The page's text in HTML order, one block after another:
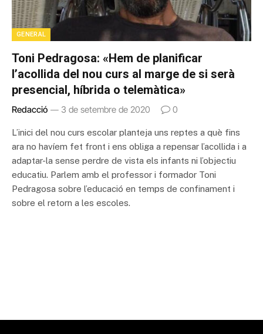
GENERAL
Toni Pedragosa: «Hem de planificar
l’acollida del nou curs al marge de si serà
presencial, híbrida o telemàtica»
Redacció 3 de setembre de 2020 0
L’inici del nou curs escolar planteja uns reptes a què fins
ara no havíem fet front i ens obliga a repensar l’acollida i a
adaptar-la sense perdre de vista els infants ni l’objectiu
educatiu. Parlem amb el professor i formador Toni
Pedragosa sobre l’educació en temps de confinament i
sobre el retorn a les escoles.